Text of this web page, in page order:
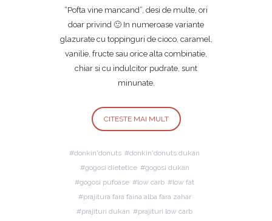
“Pofta vine mancand”, desi de multe, ori
doar privind 🙂 In numeroase variante
glazurate cu toppinguri de cioco, caramel,
vanilie, fructe sau orice alta combinatie,
chiar si cu indulcitor pudrate, sunt
minunate.
CITESTE MAI MULT
donkin'donuts
donkin'donuts dukan
gogosi dietetice
gogosi dukan
gogosi pufoase
low carb
low fat
prajitura fara faina alba fara zahar
prajituri dukan
prajituri low carb